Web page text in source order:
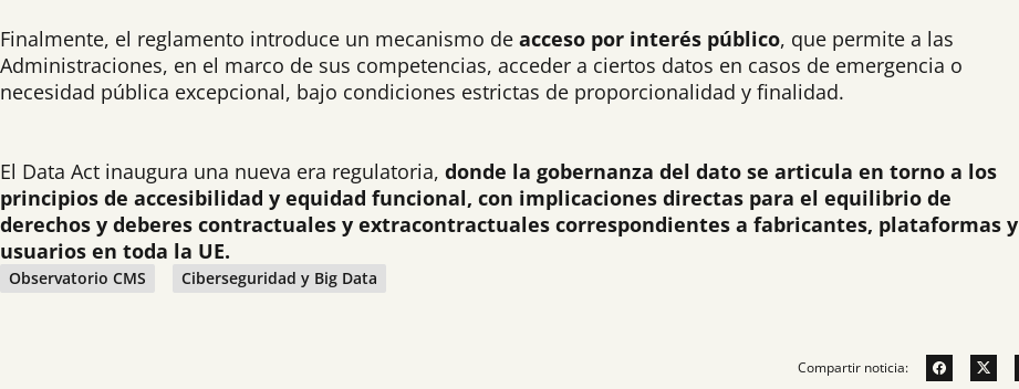
Finalmente, el reglamento introduce un mecanismo de acceso por interés público, que permite a las
Administraciones, en el marco de sus competencias, acceder a ciertos datos en casos de emergencia o
necesidad pública excepcional, bajo condiciones estrictas de proporcionalidad y finalidad.
El Data Act inaugura una nueva era regulatoria, donde la gobernanza del dato se articula en torno a los
principios de accesibilidad y equidad funcional, con implicaciones directas para el equilibrio de
derechos y deberes contractuales y extracontractuales correspondientes a fabricantes, plataformas y
usuarios en toda la UE.
Observatorio CMS Ciberseguridad y Big Data
Compartir noticia: